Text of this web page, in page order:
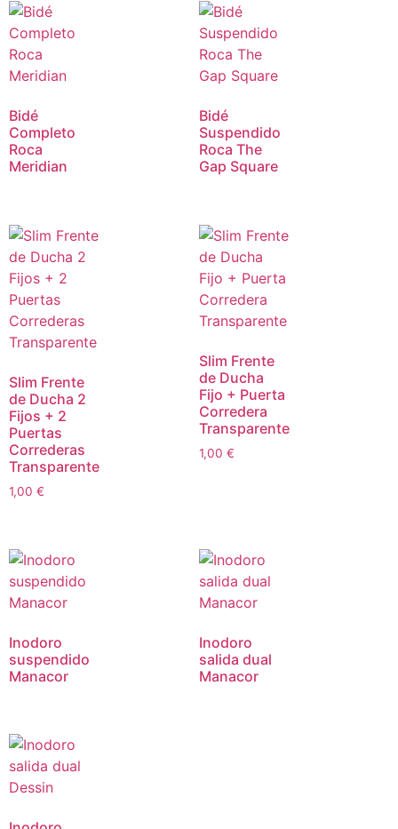
Bidé
Completo
Roca
Meridian
Bidé
Suspendido
Roca The
Gap Square
Slim Frente
de Ducha 2
Fijos + 2
Puertas
Correderas
Transparente
1,00 €
Slim Frente
de Ducha
Fijo + Puerta
Corredera
Transparente
1,00 €
Inodoro
suspendido
Manacor
Inodoro
salida dual
Manacor